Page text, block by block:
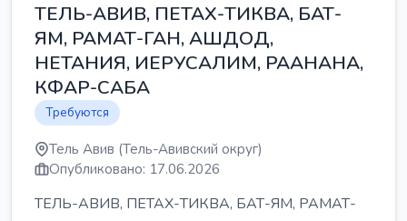
ТЕЛЬ-АВИВ, ПЕТАХ-ТИКВА, БАТ-
ЯМ, РАМАТ-ГАН, АШДОД,
НЕТАНИЯ, ИЕРУСАЛИМ, РААНАНА,
КФАР-САБА
Требуются
Тель Авив (Тель-Авивский округ)
Опубликовано: 17.06.2026
ТЕЛЬ-АВИВ, ПЕТАХ-ТИКВА, БАТ-ЯМ, РАМАТ-